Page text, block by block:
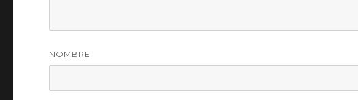
NOMBRE